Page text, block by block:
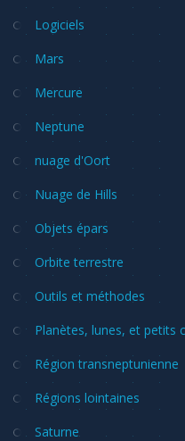
Logiciels
Mars
Mercure
Neptune
nuage d'Oort
Nuage de Hills
Objets épars
Orbite terrestre
Outils et méthodes
Planètes, lunes, et petits
Région transneptunienne
Régions lointaines
Saturne